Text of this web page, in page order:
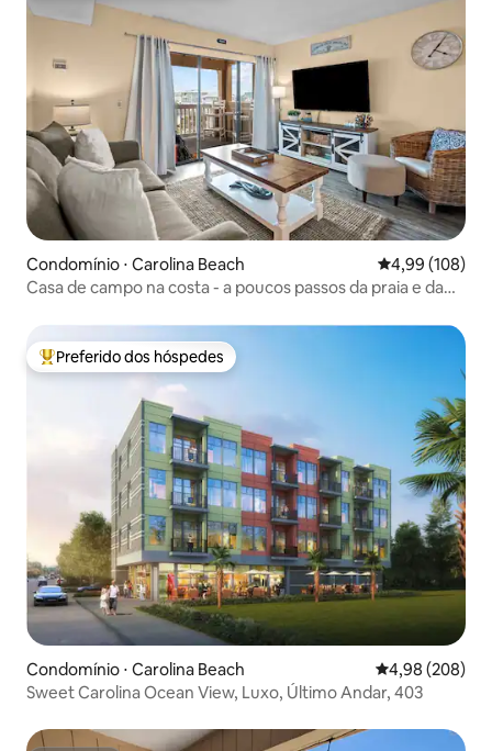
Condomínio ⋅ Carolina Beach 4,99 de uma
4,99 (108)
Casa de campo na costa - a poucos passos da praia e da
Entre os melhores preferidos dos hóspedes
Preferido dos hóspedes
Condomínio ⋅ Carolina Beach 4,98 de uma
4,98 (208)
Sweet Carolina Ocean View, Luxo, Último Andar, 403